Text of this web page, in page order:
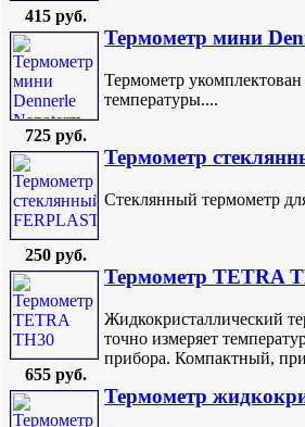
415 руб.
725 руб.
Термометр мини
Термометр
температуры....
250 руб.
Термометр
Стеклянный термометр
655 руб.
Термометр TETRA
Жидкокристаллический
точно измеряет
прибора. Компактный,
Термометр